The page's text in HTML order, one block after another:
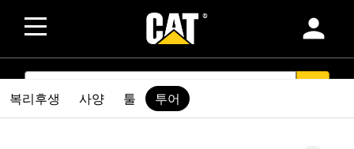
person
SEARCH
복리후생 사양 툴 투어